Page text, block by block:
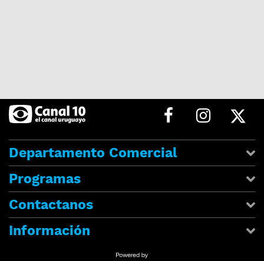
Departamento Comercial
Programas
Contactanos
Información